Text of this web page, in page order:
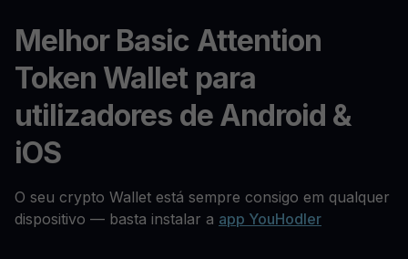
Melhor Basic Attention
Token Wallet para
utilizadores de Android &
iOS
O seu crypto Wallet está sempre consigo em qualquer
dispositivo — basta instalar a app YouHodler